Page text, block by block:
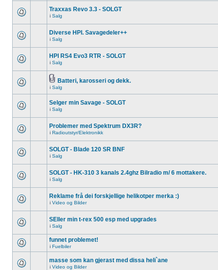
Traxxas Revo 3.3 - SOLGT
i Salg
Diverse HPI. Savagedeler++
i Salg
HPI RS4 Evo3 RTR - SOLGT
i Salg
Batteri, karosseri og dekk.
i Salg
Selger min Savage - SOLGT
i Salg
Problemer med Spektrum DX3R?
i Radioutstyr/Elektronikk
SOLGT - Blade 120 SR BNF
i Salg
SOLGT - HK-310 3 kanals 2.4ghz Bilradio m/ 6 mottakere.
i Salg
Reklame frå dei forskjellige helikotper merka :)
i Video og Bilder
SEller min t-rex 500 esp med upgrades
i Salg
funnet problemet!
i Fuelbiler
masse som kan gjerast med dissa heli`ane
i Video og Bilder